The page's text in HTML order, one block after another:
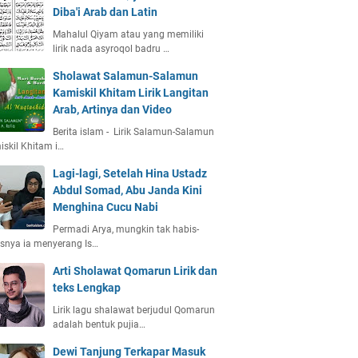
Diba'i Arab dan Latin
Mahalul Qiyam atau yang memiliki
lirik nada asyroqol badru …
Sholawat Salamun-Salamun
Kamiskil Khitam Lirik Langitan
Arab, Artinya dan Video
Berita islam - Lirik Salamun-Salamun
Khitam i…
Lagi-lagi, Setelah Hina Ustadz
Abdul Somad, Abu Janda Kini
Menghina Cucu Nabi
Permadi Arya, mungkin tak habis-
ia menyerang Is…
Arti Sholawat Qomarun Lirik dan
teks Lengkap
Lirik lagu shalawat berjudul Qomarun
adalah bentuk pujia…
Dewi Tanjung Terkapar Masuk